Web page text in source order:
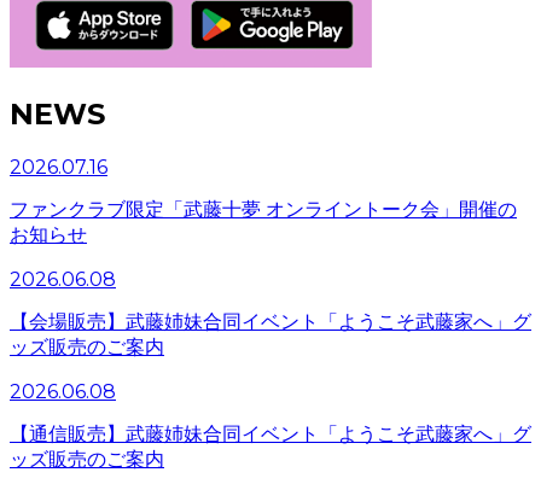
NEWS
2026.07.16
ファンクラブ限定「武藤十夢 オンライントーク会」開催の
お知らせ
2026.06.08
【会場販売】武藤姉妹合同イベント「ようこそ武藤家へ」グ
ッズ販売のご案内
2026.06.08
【通信販売】武藤姉妹合同イベント「ようこそ武藤家へ」グ
ッズ販売のご案内